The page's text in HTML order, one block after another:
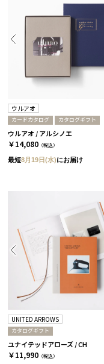
ウルアオ
カードカタログ カタログギフト
ウルアオ / アルシノエ
￥14,080 （税込）
最短8月19日(水)にお届け
UNITED ARROWS
カタログギフト
ユナイテッドアローズ / CH
￥11,990 （税込）